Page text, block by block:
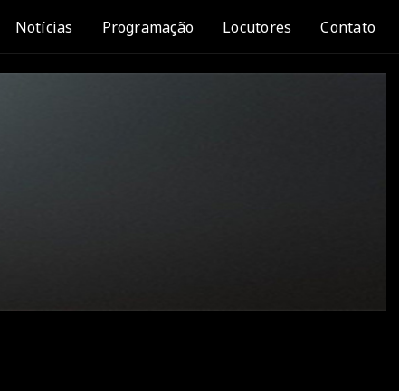
Notícias Programação Locutores Contato